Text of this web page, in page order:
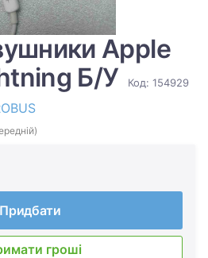
Apple
Б/У
Код: 154929
Придбати
гроші